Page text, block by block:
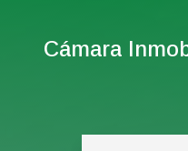
Cámara